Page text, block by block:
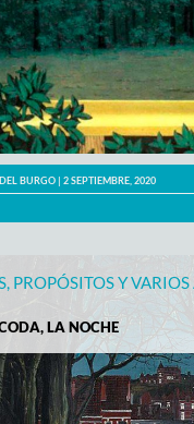
BURGO | 2 SEPTIEMBRE, 2020
PROPÓSITOS Y
LA NOCHE